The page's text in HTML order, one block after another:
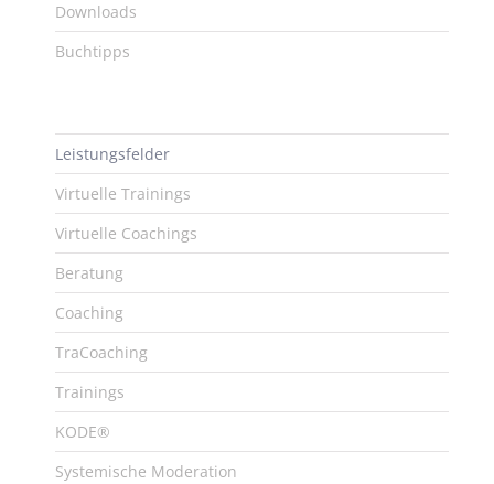
Downloads
Buchtipps
Leistungsfelder
Virtuelle Trainings
Virtuelle Coachings
Beratung
Coaching
TraCoaching
Trainings
KODE®
Systemische Moderation